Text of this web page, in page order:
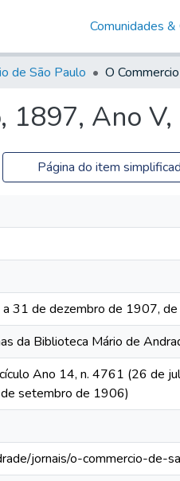
Comunidades
de São Paulo
1897, Ano
Página do item
31 de dezembro de 1907,
da Biblioteca Mário de
Ano 14, n. 4761 (26 de
setembro de 1906)
jornais/o-commercio-de-